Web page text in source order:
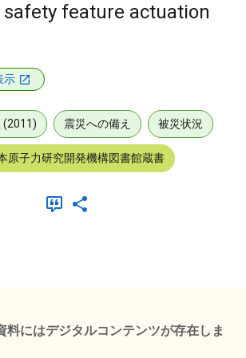
feature actuation
示
(2011) 震災への備え 被災状況
原子力研究開発機構図書館蔵書
料にはデジタルコンテンツが存在しま